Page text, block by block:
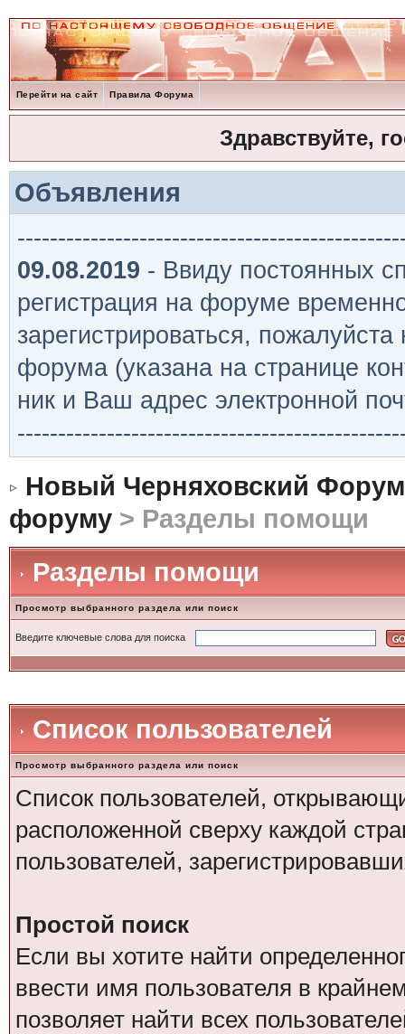
Перейти на сайт Правила Форума
Здравствуйте,
Объявления
09.08.2019 - Ввиду постоянных
регистрация на форуме
зарегистрироваться,
форума (указана на странице
ник и Ваш адрес электронной
Новый Черняховский Форум
форуму> Разделы помощи
Разделы помощи
Просмотр выбранного раздела или поиск
Введите ключевые слова для поиска
Список пользователей
Просмотр выбранного раздела или поиск
Список пользователей,
расположенной сверху каждой
пользователей,
Простой поиск
Если вы хотите найти
ввести имя пользователя в
позволяет найти всех